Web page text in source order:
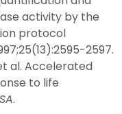
activity by the
protocol
2597.
al. Accelerated
to life
.